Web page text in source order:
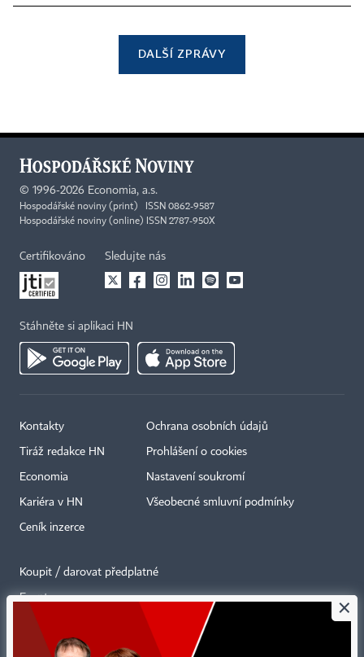
DALŠÍ ZPRÁVY
© 1996-2026 Economia, a.s.
Hospodářské noviny (print) ISSN 0862-9587
Hospodářské noviny (online) ISSN 2787-950X
Certifikováno Sledujte nás
Stáhněte si aplikaci HN
Kontakty
Tiráž redakce HN
Economia
Kariéra v HN
Ceník inzerce
Ochrana osobních údajů
Prohlášení o cookies
Nastavení soukromí
Všeobecné smluvní podmínky
Koupit / darovat předplatné
Eventy
Newslettery
RSS kanály
×